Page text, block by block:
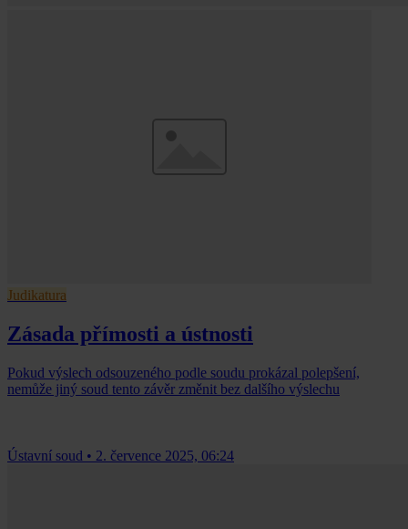
Judikatura
Zásada přímosti a ústnosti
Pokud výslech odsouzeného podle soudu prokázal polepšení,
nemůže jiný soud tento závěr změnit bez dalšího výslechu
Ústavní soud • 2. července 2025, 06:24